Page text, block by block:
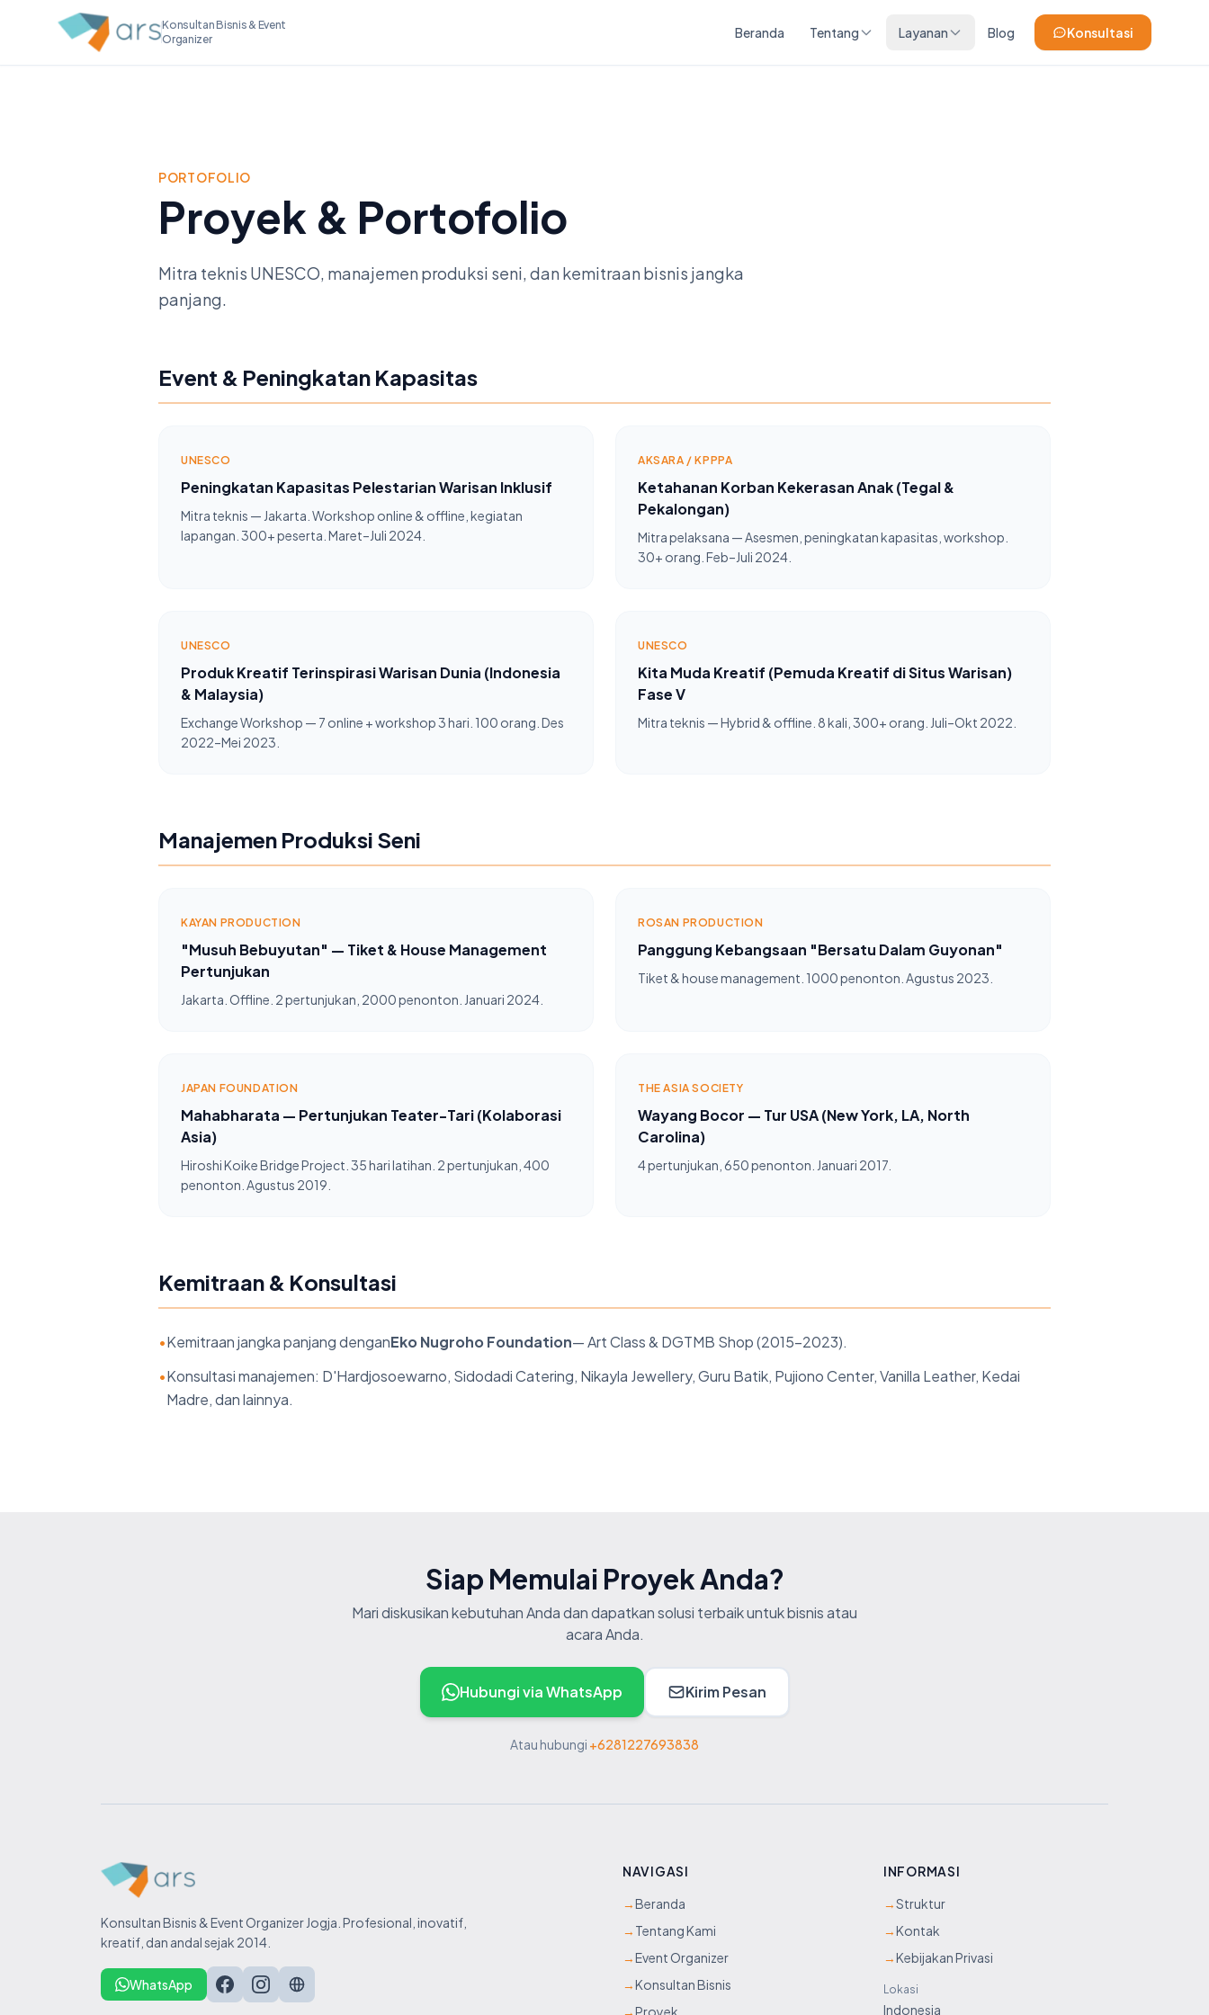
Konsultan Bisnis & Event
Organizer
Beranda Tentang Layanan Blog Konsultasi
PORTOFOLIO
Proyek & Portofolio
Mitra teknis UNESCO, manajemen produksi seni, dan kemitraan bisnis jangka
panjang.
Event & Peningkatan Kapasitas
UNESCO
Peningkatan Kapasitas Pelestarian Warisan Inklusif
Mitra teknis — Jakarta. Workshop online & offline, kegiatan
lapangan. 300+ peserta. Maret–Juli 2024.
AKSARA / KPPPA
Ketahanan Korban Kekerasan Anak (Tegal &
Pekalongan)
Mitra pelaksana — Asesmen, peningkatan kapasitas, workshop.
30+ orang. Feb–Juli 2024.
UNESCO
Produk Kreatif Terinspirasi Warisan Dunia (Indonesia
& Malaysia)
Exchange Workshop — 7 online + workshop 3 hari. 100 orang. Des
2022–Mei 2023.
UNESCO
Kita Muda Kreatif (Pemuda Kreatif di Situs Warisan)
Fase V
Mitra teknis — Hybrid & offline. 8 kali, 300+ orang. Juli–Okt 2022.
Manajemen Produksi Seni
KAYAN PRODUCTION
"Musuh Bebuyutan" — Tiket & House Management
Pertunjukan
Jakarta. Offline. 2 pertunjukan, 2000 penonton. Januari 2024.
ROSAN PRODUCTION
Panggung Kebangsaan "Bersatu Dalam Guyonan"
Tiket & house management. 1000 penonton. Agustus 2023.
JAPAN FOUNDATION
Mahabharata — Pertunjukan Teater-Tari (Kolaborasi
Asia)
Hiroshi Koike Bridge Project. 35 hari latihan. 2 pertunjukan, 400
penonton. Agustus 2019.
THE ASIA SOCIETY
Wayang Bocor — Tur USA (New York, LA, North
Carolina)
4 pertunjukan, 650 penonton. Januari 2017.
Kemitraan & Konsultasi
•Kemitraan jangka panjang denganEko Nugroho Foundation— Art Class & DGTMB Shop (2015–2023).
•Konsultasi manajemen: D'Hardjosoewarno, Sidodadi Catering, Nikayla Jewellery, Guru Batik, Pujiono Center, Vanilla Leather, Kedai
Madre, dan lainnya.
Siap Memulai Proyek Anda?
Mari diskusikan kebutuhan Anda dan dapatkan solusi terbaik untuk bisnis atau
acara Anda.
Hubungi via WhatsApp Kirim Pesan
Atau hubungi +6281227693838
Konsultan Bisnis & Event Organizer Jogja. Profesional, inovatif,
kreatif, dan andal sejak 2014.
WhatsApp
NAVIGASI
→Beranda
→ Tentang Kami
→Event Organizer
→Konsultan Bisnis
→Proyek
INFORMASI
→Struktur
→Kontak
→Kebijakan Privasi
Lokasi
Indonesia